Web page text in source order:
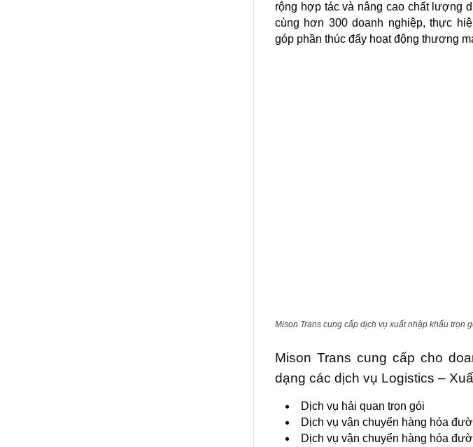
rộng hợp tác và nâng cao chất lượng
cùng hơn 300 doanh nghiệp, thực
góp phần thúc đẩy hoạt động thương
Mison Trans cung cấp dịch vụ xuất nhập khẩu trọn
Mison Trans cung cấp cho
dạng các dịch vụ Logistics –
Dịch vụ hải quan trọn gói
Dịch vụ vận chuyển hàng hóa
Dịch vụ vận chuyển hàng hóa